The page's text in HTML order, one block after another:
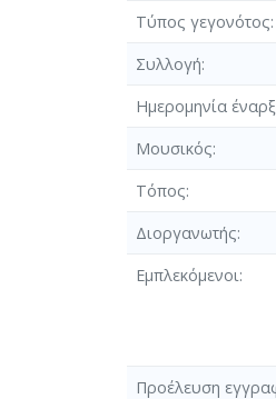
Τύπος γεγονότος
Συλλογή
Ημερομηνία
Μουσικός
Τόπος
Διοργανωτής
Εμπλεκόμενοι
Προέλευση